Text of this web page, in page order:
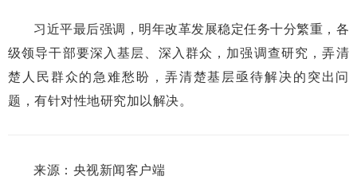
习近平最后强调，明年改革发展稳定任务十分繁重，各
级领导干部要深入基层、深入群众，加强调查研究，弄清
楚人民群众的急难愁盼，弄清楚基层亟待解决的突出问
题，有针对性地研究加以解决。
来源：央视新闻客户端